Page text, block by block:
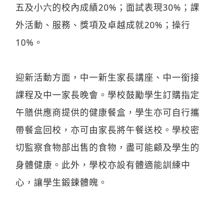
五及小六的校內成績20%；面試表現30%；課
外活動、服務、獎項及卓越成就20%；操行
10%。
迎新活動方面，中一新生家長講座、中一銜接
課程及中一家長晚會。學校鼓勵學生訂購指定
午膳供應商提供的健康餐盒，學生亦可自行攜
帶餐盒回校，亦可由家長將午餐送校。學校密
切監察食物部出售的食物，盡可能顧及學生的
身體健康。此外，學校亦設有體適能訓練中
心，讓學生鍛鍊體魄。